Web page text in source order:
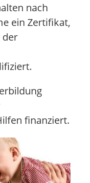
nach
ein Zertifikat,
der
finanziert.